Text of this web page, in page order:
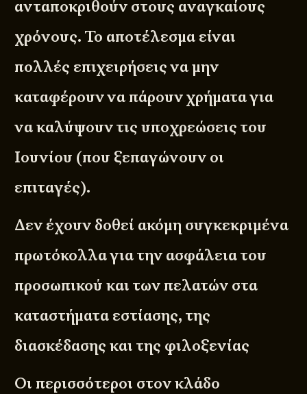
ανταποκριθούν στους αναγκαίους
χρόνους. Το αποτέλεσμα είναι
πολλές επιχειρήσεις να μην
καταφέρουν να πάρουν χρήματα για
να καλύψουν τις υποχρεώσεις του
Ιουνίου (που ξεπαγώνουν οι
επιταγές).
Δεν έχουν δοθεί ακόμη συγκεκριμένα
πρωτόκολλα για την ασφάλεια του
προσωπικού και των πελατών στα
καταστήματα εστίασης, της
διασκέδασης και της φιλοξενίας
Οι περισσότεροι στον κλάδο